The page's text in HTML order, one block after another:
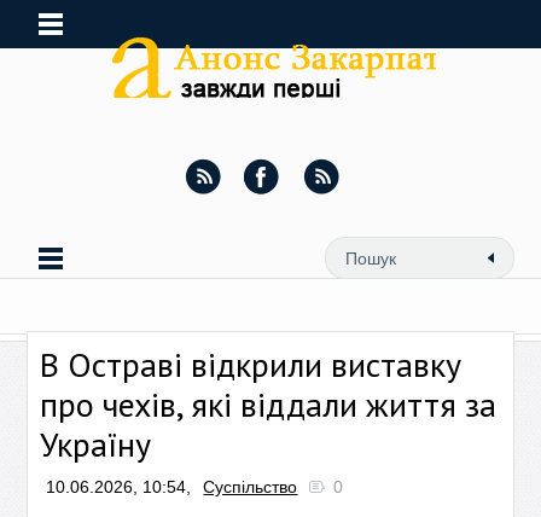
В Остраві відкрили виставку
про чехів, які віддали життя за
Україну
10.06.2026, 10:54, Суспільство 0